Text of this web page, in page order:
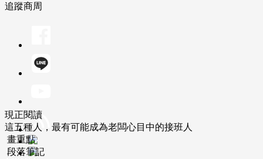
追蹤商周
現正閱讀
這五種人，最有可能成為老闆心目中的接班人
畫重點
段落筆記